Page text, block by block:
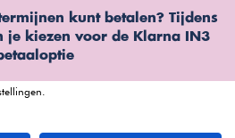
kunt betalen? Tijdens
je kiezen voor de Klarna IN3
van onze bezoekersgegevens, om
inhoud te tonen en om u een